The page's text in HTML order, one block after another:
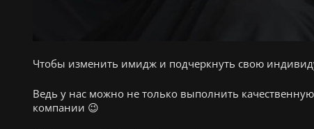
Чтобы изменить имидж и подчеркнуть свою
Ведь у нас можно не только выполнить
компании 😉